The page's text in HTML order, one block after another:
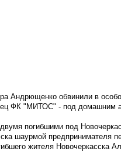
Андрющенко обвинили в
ФК "МИТОС" - под домашним
погибшими под
шаурмой предпринимателя
жителя Новочеркасска